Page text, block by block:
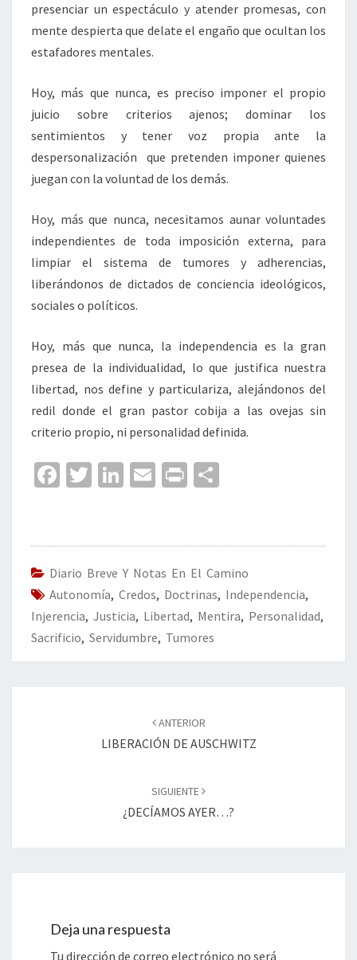
presenciar un espectáculo y atender promesas, con
mente despierta que delate el engaño que ocultan los
estafadores mentales.
Hoy, más que nunca, es preciso imponer el propio
juicio sobre criterios ajenos; dominar los
sentimientos y tener voz propia ante la
despersonalización que pretenden imponer quienes
juegan con la voluntad de los demás.
Hoy, más que nunca, necesitamos aunar voluntades
independientes de toda imposición externa, para
limpiar el sistema de tumores y adherencias,
liberándonos de dictados de conciencia ideológicos,
sociales o políticos.
Hoy, más que nunca, la independencia es la gran
presea de la individualidad, lo que justifica nuestra
libertad, nos define y particulariza, alejándonos del
redil donde el gran pastor cobija a las ovejas sin
criterio propio, ni personalidad definida.
Fa
o
o
k
T
er
Li
dI
n
E
l
Pr
p
ar
tir
Diario Breve Y Notas En El Camino
Autonomía, Credos, Doctrinas, Independencia,
Injerencia, Justicia, Libertad, Mentira, Personalidad,
Sacrificio, Servidumbre, Tumores
ANTERIOR
LIBERACIÓN DE AUSCHWITZ
SIGUIENTE
¿DECÍAMOS AYER…?
Deja una respuesta
Tu dirección de correo electrónico no será